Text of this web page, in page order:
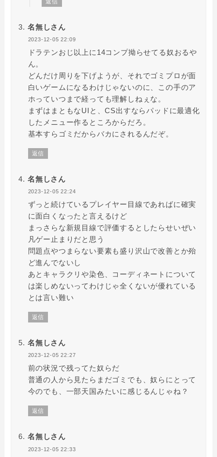
名無しさん
2023-12-05 22:09
ドラテンおじ以上に14コンプ拗らせてる奴おるや
ん。
どんだけ周りを下げようが、それでゴミプロが面
白いゲームになるわけじゃないのに、この手のア
ホっていつまで経っても理解しねぇな。
まずはまともなUIと、CS出すならパッドに最適化
したメニュー作るところからだろ。
基本すらゴミだからバカにされるんだぞ。
返信
名無しさん
2023-12-05 22:24
ずっと続けているプレイヤー目線であればに確実
に面白くなったと言えるけど
まっさらな新規目線で評価するとしたらせいぜい
凡ゲー止まりだと思う
問題点やつまらない要素も盛り沢山で改善とか殆
ど進んでないし
あとキャラクリや染色、コーディネートについて
は楽しめないってわけじゃ全くないが優れている
とは言い難い
返信
名無しさん
2023-12-05 22:27
前の状況で残ってた奴らだ
普通の人から見たらまだゴミでも、奴らにとって
今のでも、一部天国みたいに感じるんじゃね？
返信
名無しさん
2023-12-05 22:33